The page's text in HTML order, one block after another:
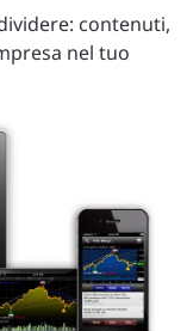
contenuti,
nel tuo